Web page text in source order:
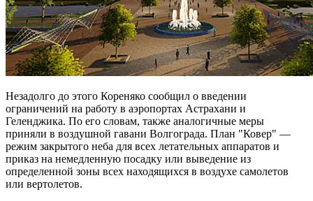
Незадолго до этого Кореняко сообщил о введении
ограничений на работу в аэропортах Астрахани и
Геленджика. По его словам, также аналогичные меры
приняли в воздушной гавани Волгограда. План "Ковер" —
режим закрытого неба для всех летательных аппаратов и
приказ на немедленную посадку или выведение из
определенной зоны всех находящихся в воздухе самолетов
или вертолетов.